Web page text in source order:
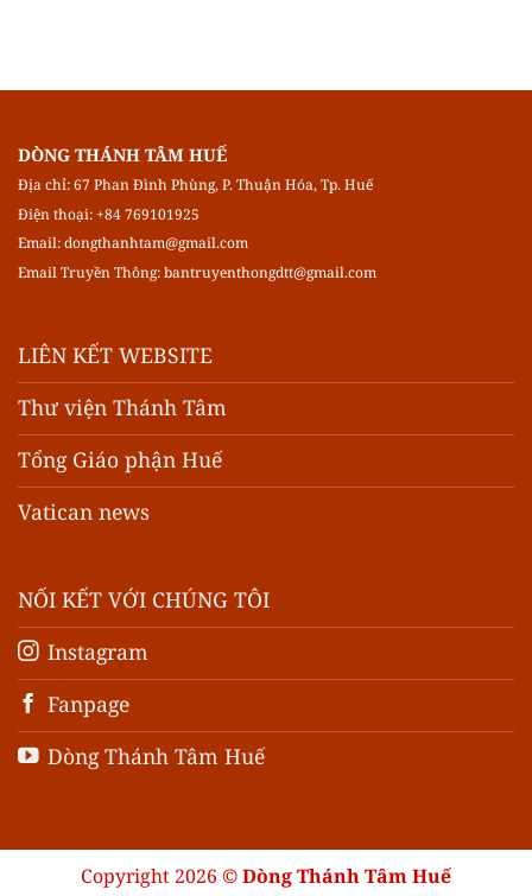
DÒNG THÁNH TÂM HUẾ
Địa chỉ: 67 Phan Đình Phùng, P. Thuận Hóa, Tp. Huế
Điện thoại: +84 769101925
Email:dongthanhtam@gmail.com
Email Truyền Thông:bantruyenthongdtt@gmail.com
LIÊN KẾT WEBSITE
Thư viện Thánh Tâm
Tổng Giáo phận Huế
Vatican news
NỐI KẾT VỚI CHÚNG TÔI
Instagram
Fanpage
Dòng Thánh Tâm Huế
Copyright 2026 ©Dòng Thánh Tâm Huế